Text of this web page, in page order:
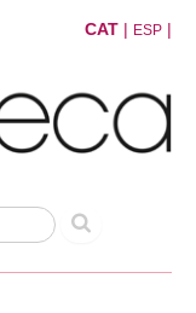
CAT | ESP |